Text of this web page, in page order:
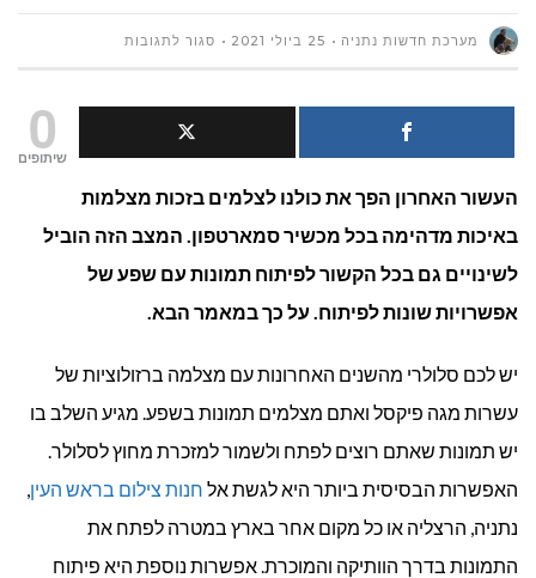
מערכת חדשות נתניה 25 ביולי 2021 סגור לתגובותעל
בתקופת
0
שיתופים
העשור האחרון הפך את כולנו לצלמים בזכות מצלמות
באיכות מדהימה בכל מכשיר סמארטפון. המצב הזה הוביל
לשינויים גם בכל הקשור לפיתוח תמונות עם שפע של
אפשרויות שונות לפיתוח. על כך במאמר הבא.
יש לכם סלולרי מהשנים האחרונות עם מצלמה ברזולוציות של
עשרות מגה פיקסל ואתם מצלמים תמונות בשפע. מגיע השלב בו
יש תמונות שאתם רוצים לפתח ולשמור למזכרת מחוץ לסלולר.
האפשרות הבסיסית ביותר היא לגשת אל חנות צילום בראש העין,
נתניה, הרצליה או כל מקום אחר בארץ במטרה לפתח את
התמונות בדרך הוותיקה והמוכרת. אפשרות נוספת היא פיתוח